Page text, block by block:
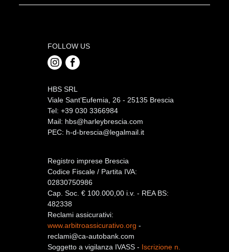
FOLLOW US
HBS SRL
Viale Sant’Eufemia, 26 - 25135 Brescia
Tel: +39 030 3366984
Mail: hbs@harleybrescia.com
PEC: h-d-brescia@legalmail.it
Registro imprese Brescia
Codice Fiscale / Partita IVA:
02830750986
Cap. Soc. € 100.000,00 i.v. - REA BS:
482338
Reclami assicurativi:
www.arbitroassicurativo.org -
reclami@ca-autobank.com
Soggetto a vigilanza IVASS - Iscrizione n.